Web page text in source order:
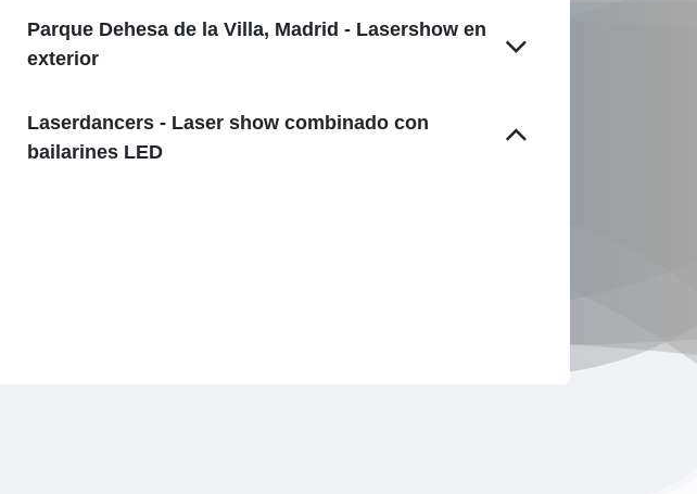
Parque Dehesa de la Villa, Madrid - Lasershow en
exterior
Laserdancers - Laser show combinado con
bailarines LED